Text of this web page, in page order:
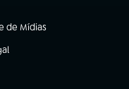
aba)
de Mídias
aba)